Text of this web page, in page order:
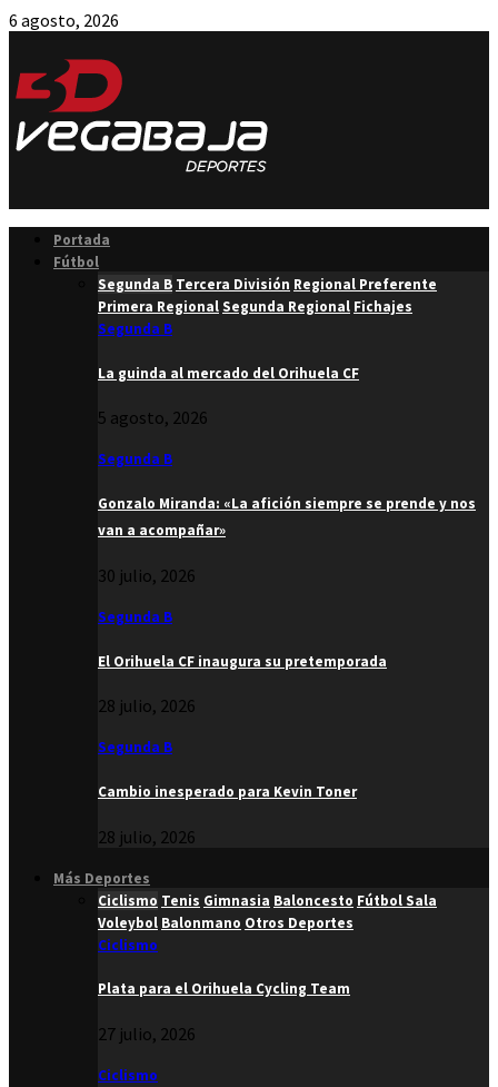
6 agosto, 2026
Portada
Fútbol
Segunda B Tercera División Regional Preferente
Primera RegionalSegunda Regional Fichajes
Segunda B
La guinda al mercado del Orihuela CF
5 agosto, 2026
Segunda B
Gonzalo Miranda: «La afición siempre se prende y nos
van a acompañar»
30 julio, 2026
Segunda B
El Orihuela CF inaugura su pretemporada
28 julio, 2026
Segunda B
Cambio inesperado para Kevin Toner
28 julio, 2026
Más Deportes
Ciclismo Tenis Gimnasia Baloncesto Fútbol Sala
Voleybol Balonmano Otros Deportes
Ciclismo
Plata para el Orihuela Cycling Team
27 julio, 2026
Ciclismo